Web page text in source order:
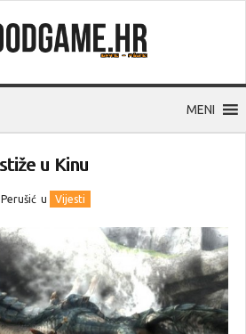
MENI
u Kinu
u Vijesti